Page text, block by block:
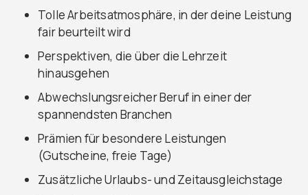
Tolle Arbeitsatmosphäre, in der deine Leistung
fair beurteilt wird
Perspektiven, die über die Lehrzeit
hinausgehen
Abwechslungsreicher Beruf in einer der
spannendsten Branchen
Prämien für besondere Leistungen
(Gutscheine, freie Tage)
Zusätzliche Urlaubs- und Zeitausgleichstage